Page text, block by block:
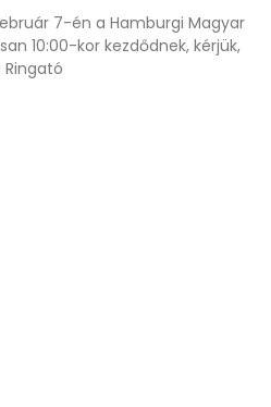
7-én a Hamburgi Magyar
10:00-kor kezdődnek, kérjük,